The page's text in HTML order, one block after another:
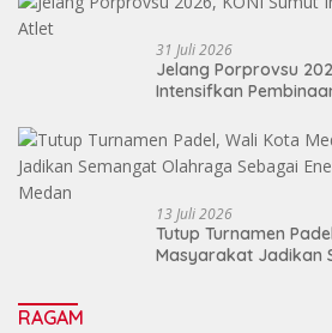
31 Juli 2026
Jelang Porprovsu
Intensifkan
13 Juli 2026
Tutup Turnamen
Masyarakat Jadikan
RAGAM